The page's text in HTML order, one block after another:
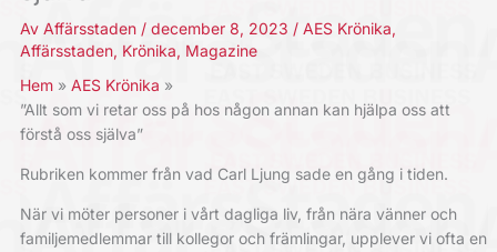
Av Affärsstaden / december 8, 2023 / AES Krönika,
Affärsstaden, Krönika, Magazine
Hem
AES Krönika
”Allt som vi retar oss på hos någon annan kan hjälpa oss att
förstå oss själva”
Rubriken kommer från vad Carl Ljung sade en gång i tiden.
När vi möter personer i vårt dagliga liv, från nära vänner och
familjemedlemmar till kollegor och främlingar, upplever vi ofta en